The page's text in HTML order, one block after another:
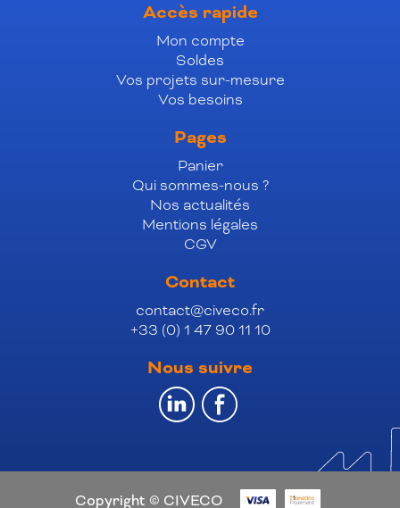
Accès rapide
Mon compte
Soldes
Vos projets sur-mesure
Vos besoins
Pages
Panier
Qui sommes-nous ?
Nos actualités
Mentions légales
CGV
Contact
contact@civeco.fr
+33 (0) 1 47 90 11 10
Nous suivre
Copyright © CIVECO